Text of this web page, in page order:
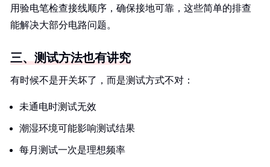
用验电笔检查接线顺序，确保接地可靠，这些简单的排查
能解决大部分电路问题。
三、测试方法也有讲究
有时候不是开关坏了，而是测试方式不对：
未通电时测试无效
潮湿环境可能影响测试结果
每月测试一次是理想频率